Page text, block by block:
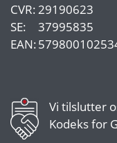
CVR:29190623
SE:
37995835
EAN:
Vi tilslutter
Kodeks for